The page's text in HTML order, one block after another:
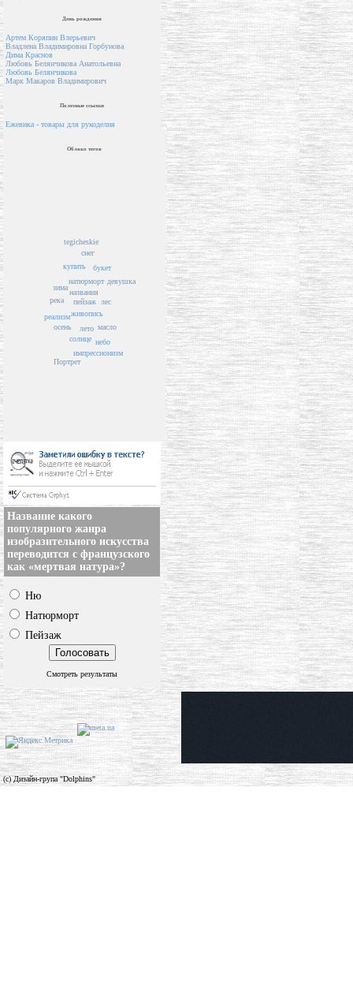
День рождения
Артем Коряпин Влерьевич
Владлена Владимировна Горбунова
Дима Краснов
Любовь Белянчикова Анатольевна
Любовь Белянчикова
Марк Макаров Владимирович
Полезные ссылки
Ежевика - товары для рукоделия
Облако тегов
пейзаж
названия
живопись
лето
натюрморт
купить
солнце
лес
зима
осень
букет
масло
река
снег
tegicheskie
реализм
небо
импрессионизм
Портрет
девушка
Название какого
популярного жанра
изобразительного искусства
переводится с французского
как «мертвая натура»?
Ню
Натюрморт
Пейзаж
Смотреть результаты
(c) Дизайн-група "Dolphins"